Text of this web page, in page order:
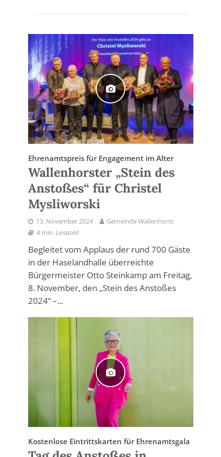
Ehrenamtspreis für Engagement im Alter
Wallenhorster „Stein des
Anstoßes“ für Christel
Mysliworski
13. November 2024
Gemeinde Wallenhorst
4 min. Lesezeit
Begleitet vom Applaus der rund 700 Gäste
in der Haselandhalle überreichte
Bürgermeister Otto Steinkamp am Freitag,
8. November, den „Stein des Anstoßes
2024“ –...
Kostenlose Eintrittskarten für Ehrenamtsgala